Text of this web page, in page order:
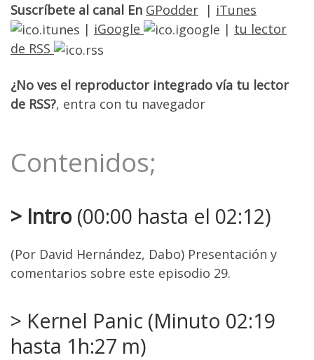
Suscríbete al canal En GPodder | iTunes
| iGoogle | tu lector
de RSS
¿No ves el reproductor integrado vía tu lector
de RSS?, entra con tu navegador
Contenidos;
> Intro (00:00 hasta el 02:12)
(Por David Hernández, Dabo) Presentación y
comentarios sobre este episodio 29.
> Kernel Panic (Minuto 02:19
hasta 1h:27 m)